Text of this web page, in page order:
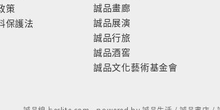
策
保護法
誠品畫廊
誠品展演
誠品行旅
誠品酒窖
誠品文化藝術基金會